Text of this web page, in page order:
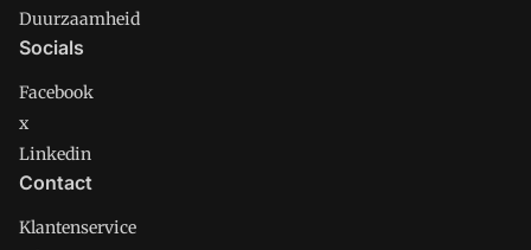
Duurzaamheid
Socials
Facebook
x
Linkedin
Contact
Klantenservice